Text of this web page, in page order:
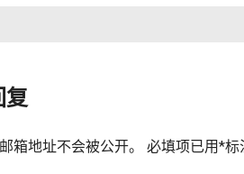
复
箱地址不会被公开。 必填项已用*标